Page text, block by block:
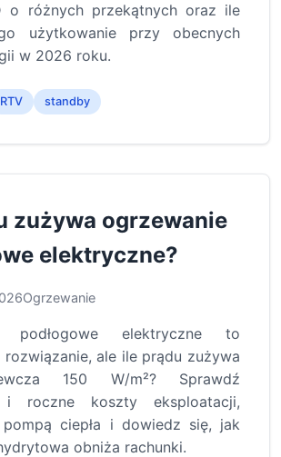
o różnych przekątnych oraz ile
użytkowanie przy obecnych
w 2026 roku.
RTV standby
zużywa ogrzewanie
elektryczne?
Ogrzewanie
podłogowe elektryczne to
ale ile prądu zużywa
150 W/m²? Sprawdź
i roczne koszty eksploatacji,
ciepła i dowiedz się, jak
obniża rachunki.